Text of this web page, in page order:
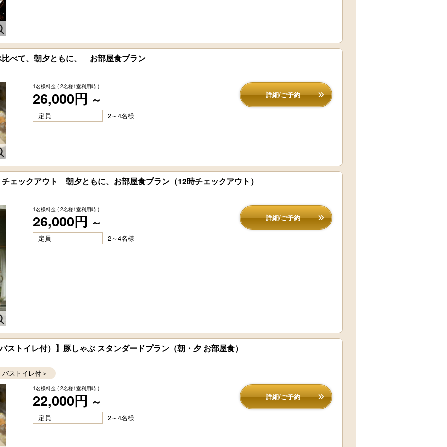
比べて、朝夕ともに、 お部屋食プラン
1名様料金 ( 2名様1室利用時 )
26,000円 ～ 詳細/ご予約
定員 2～4名様
ェックアウト 朝夕ともに、お部屋食プラン（12時チェックアウト）
1名様料金 ( 2名様1室利用時 )
26,000円 ～ 詳細/ご予約
定員 2～4名様
ストイレ付）】豚しゃぶ スタンダードプラン（朝・夕 お部屋食）
ストイレ付＞
1名様料金 ( 2名様1室利用時 )
22,000円 ～ 詳細/ご予約
定員 2～4名様